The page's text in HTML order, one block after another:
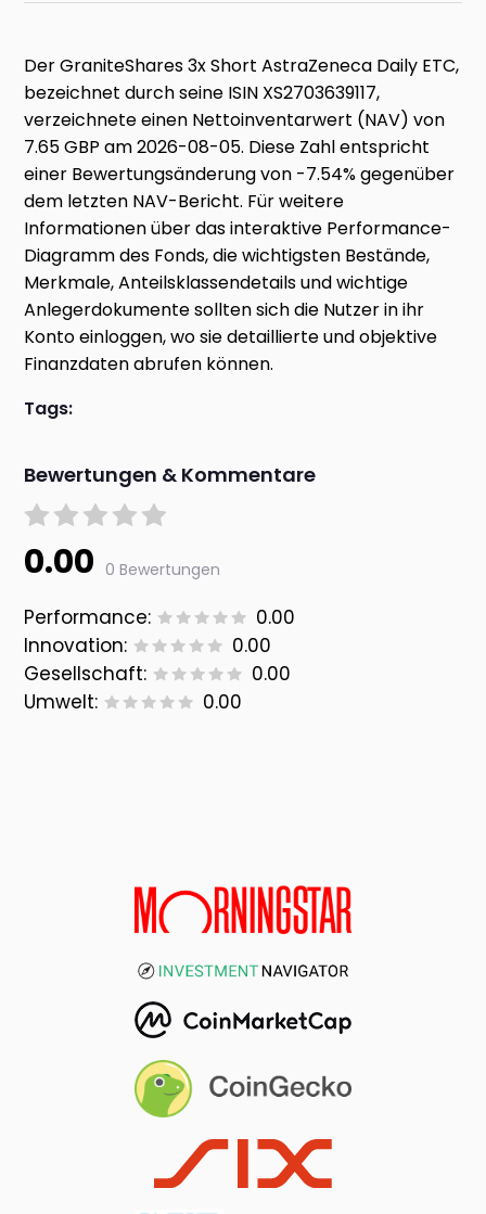
Der GraniteShares 3x Short AstraZeneca Daily ETC,
bezeichnet durch seine ISIN XS2703639117,
verzeichnete einen Nettoinventarwert (NAV) von
7.65 GBP am 2026-08-05. Diese Zahl entspricht
einer Bewertungsänderung von -7.54% gegenüber
dem letzten NAV-Bericht. Für weitere
Informationen über das interaktive Performance-
Diagramm des Fonds, die wichtigsten Bestände,
Merkmale, Anteilsklassendetails und wichtige
Anlegerdokumente sollten sich die Nutzer in ihr
Konto einloggen, wo sie detaillierte und objektive
Finanzdaten abrufen können.
Tags:
Bewertungen & Kommentare
0.00 0 Bewertungen
Performance:
0.00
Innovation:
0.00
Gesellschaft:
0.00
Umwelt:
0.00